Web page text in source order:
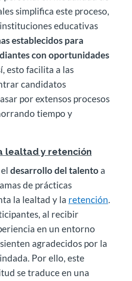
simplifica este proceso,
educativas
establecidos para
con oportunidades
esto facilita a las
candidatos
por extensos procesos
tiempo y
lealtad y retención
desarrollo del talentoa
de prácticas
la lealtad y la retención.
al recibir
en un entorno
agradecidos por la
Por ello, este
se traduce en una